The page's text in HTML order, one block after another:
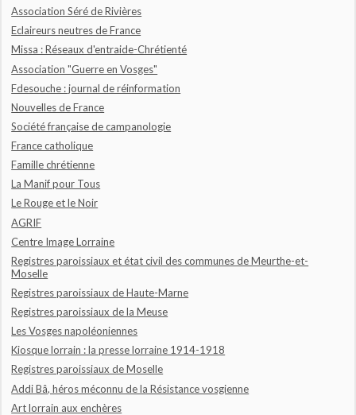
Association Séré de Rivières
Eclaireurs neutres de France
Missa : Réseaux d'entraide-Chrétienté
Association "Guerre en Vosges"
Fdesouche : journal de réinformation
Nouvelles de France
Société française de campanologie
France catholique
Famille chrétienne
La Manif pour Tous
Le Rouge et le Noir
AGRIF
Centre Image Lorraine
Registres paroissiaux et état civil des communes de Meurthe-et-
Moselle
Registres paroissiaux de Haute-Marne
Registres paroissiaux de la Meuse
Les Vosges napoléoniennes
Kiosque lorrain : la presse lorraine 1914-1918
Registres paroissiaux de Moselle
Addi Bâ, héros méconnu de la Résistance vosgienne
Art lorrain aux enchères